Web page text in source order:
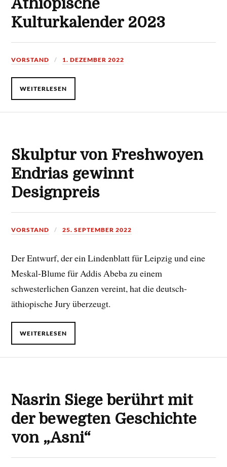
Kulturkalender 2023
VORSTAND 1. DEZEMBER 2022
WEITERLESEN
Skulptur von Freshwoyen
Endrias gewinnt
Designpreis
VORSTAND 25. SEPTEMBER 2022
Der Entwurf, der ein Lindenblatt für Leipzig und eine
Meskal-Blume für Addis Abeba zu einem
schwesterlichen Ganzen vereint, hat die deutsch-
äthiopische Jury überzeugt.
WEITERLESEN
Nasrin Siege berührt mit
der bewegten Geschichte
von „Asni“